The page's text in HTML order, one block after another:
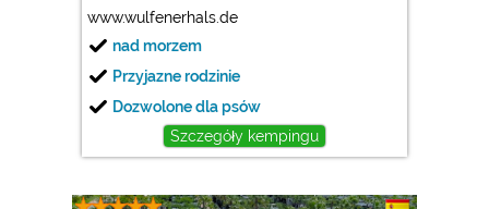
www.wulfenerhals.de
nad morzem
Przyjazne rodzinie
Dozwolone dla psów
Szczegóły kempingu